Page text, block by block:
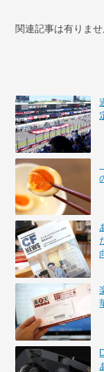
関連記事は有りませ